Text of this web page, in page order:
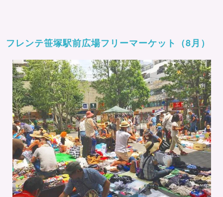
フレンテ笹塚駅前広場フリーマーケット（8月）